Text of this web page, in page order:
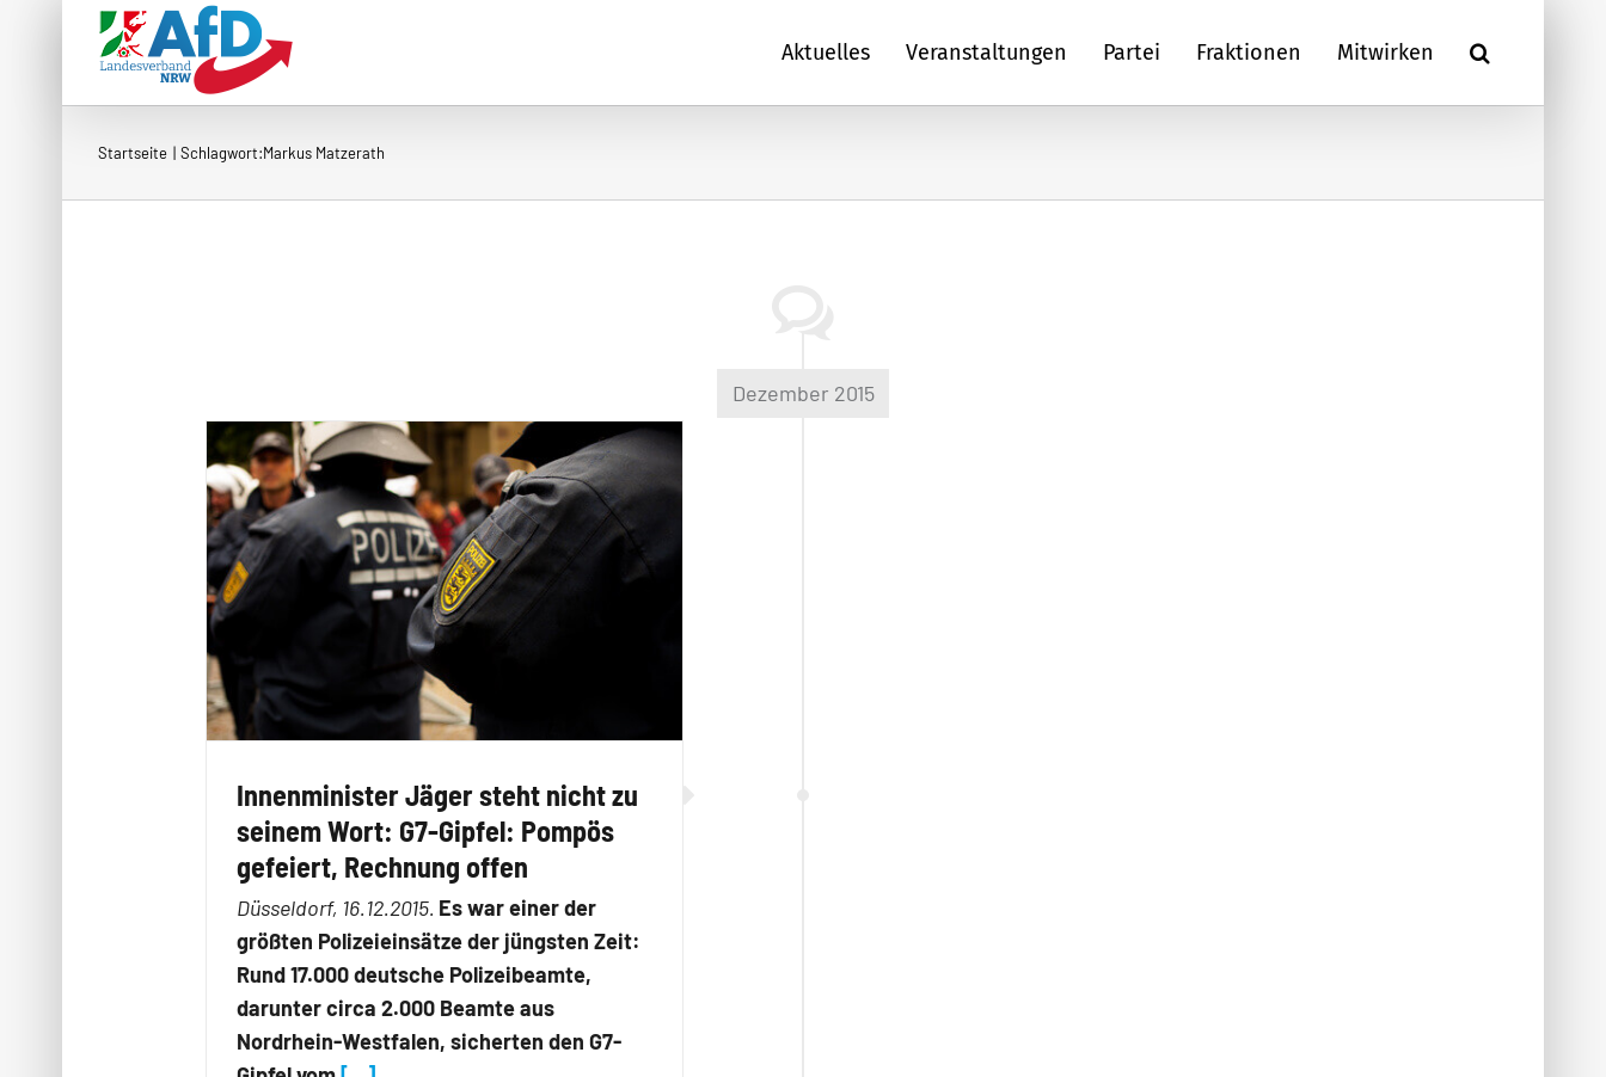
Aktuelles Veranstaltungen Partei Fraktionen Mitwirken
Startseite Schlagwort:Markus Matzerath
Dezember 2015
Innenminister Jäger steht nicht zu
seinem Wort: G7-Gipfel: Pompös
gefeiert, Rechnung offen
Düsseldorf, 16.12.2015. Es war einer der
größten Polizeieinsätze der jüngsten Zeit:
Rund 17.000 deutsche Polizeibeamte,
darunter circa 2.000 Beamte aus
Nordrhein-Westfalen, sicherten den G7-